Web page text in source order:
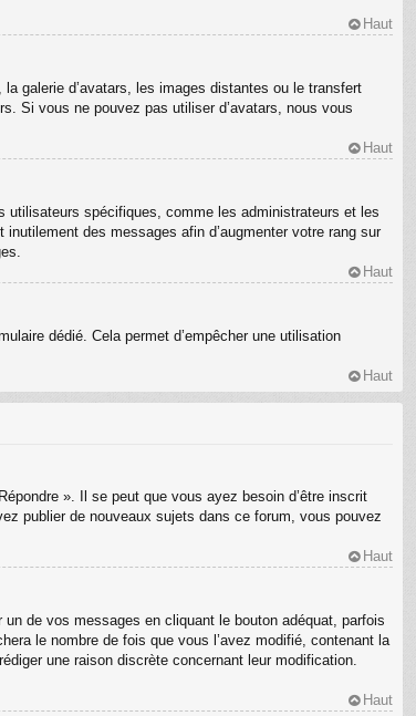
Haut
galerie d’avatars, les images distantes ou le transfert
Si vous ne pouvez pas utiliser d’avatars, nous vous
Haut
utilisateurs spécifiques, comme les administrateurs et les
des messages afin d’augmenter votre rang sur
Haut
dédié. Cela permet d’empêcher une utilisation
Haut
». Il se peut que vous ayez besoin d’être inscrit
publier de nouveaux sujets dans ce forum, vous pouvez
Haut
de vos messages en cliquant le bouton adéquat, parfois
le nombre de fois que vous l’avez modifié, contenant la
une raison discrète concernant leur modification.
Haut